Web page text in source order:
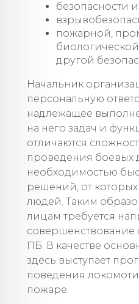
безопасности
пожарной,
другой
Начальник
персональную
надлежащее
на него задач и
отличаются
проведения боевых
необходимостью
решений, от
людей. Таким
лицам требуется
совершенствование
ПБ. В качестве
здесь выступает
поведения
пожаре.